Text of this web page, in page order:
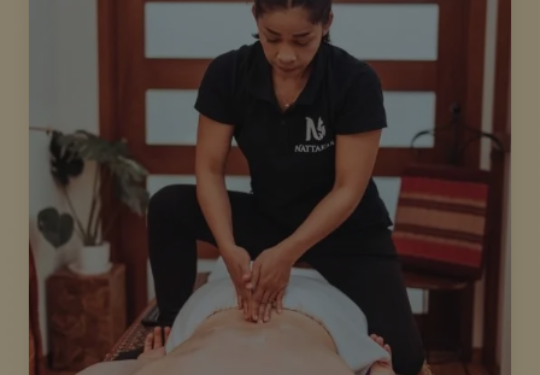
Nettbutikk
Ring oss
Kuponger